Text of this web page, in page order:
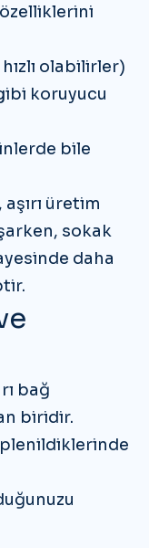
özelliklerini
hızlı olabilirler)
koruyucu
bile
üretim
sokak
daha
bağ
biridir.